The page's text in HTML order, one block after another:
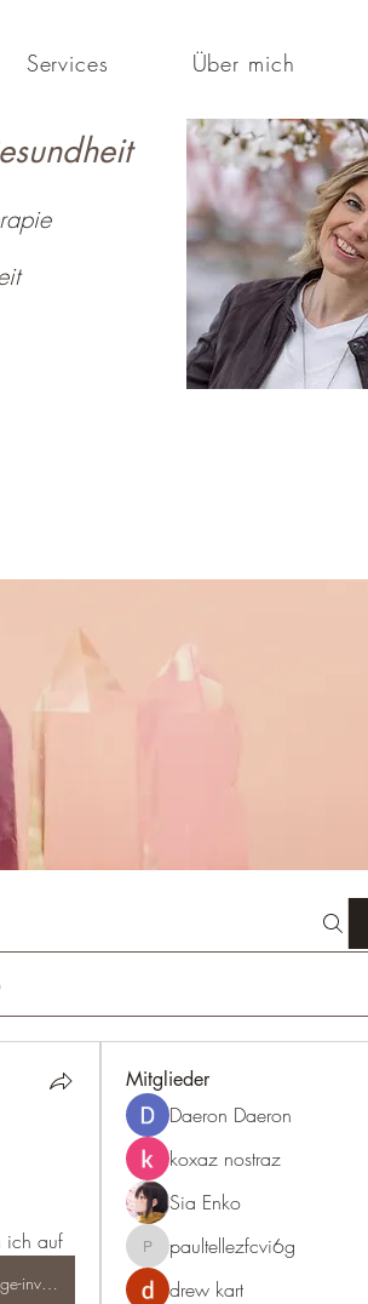
Services Über mich
ich auf
https://www.drwindows.de/news/warum-marktvolatilitaet-keine-gefahr-fuer-langfristige-investoren-ist
Mitglieder
Daeron Daeron
koxaz nostraz
Sia Enko
paultellezfcvi6g
paultellezfcvi6g
drew kart